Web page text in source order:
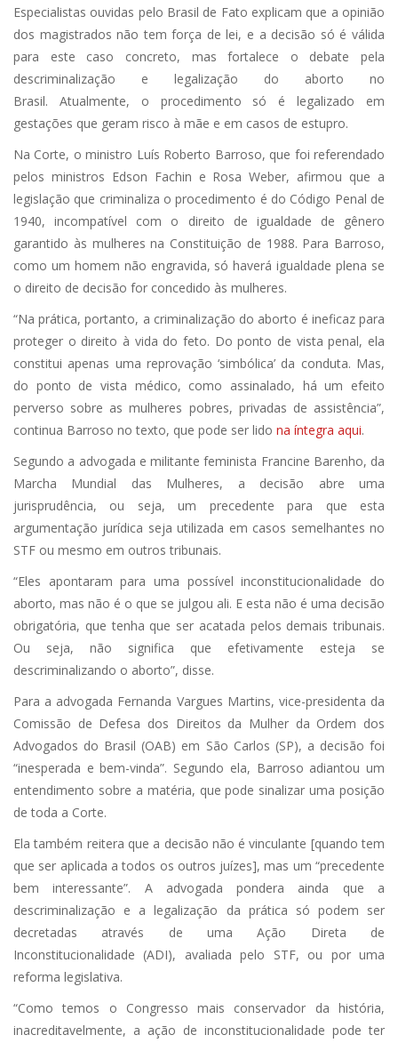
Especialistas ouvidas pelo Brasil de Fato explicam que a opinião
dos magistrados não tem força de lei, e a decisão só é válida
para este caso concreto, mas fortalece o debate pela
descriminalização e legalização do aborto no
Brasil. Atualmente, o procedimento só é legalizado em
gestações que geram risco à mãe e em casos de estupro.
Na Corte, o ministro Luís Roberto Barroso, que foi referendado
pelos ministros Edson Fachin e Rosa Weber, afirmou que a
legislação que criminaliza o procedimento é do Código Penal de
1940, incompatível com o direito de igualdade de gênero
garantido às mulheres na Constituição de 1988. Para Barroso,
como um homem não engravida, só haverá igualdade plena se
o direito de decisão for concedido às mulheres.
“Na prática, portanto, a criminalização do aborto é ineficaz para
proteger o direito à vida do feto. Do ponto de vista penal, ela
constitui apenas uma reprovação ‘simbólica’ da conduta. Mas,
do ponto de vista médico, como assinalado, há um efeito
perverso sobre as mulheres pobres, privadas de assistência”,
continua Barroso no texto, que pode ser lido na íntegra aqui.
Segundo a advogada e militante feminista Francine Barenho, da
Marcha Mundial das Mulheres, a decisão abre uma
jurisprudência, ou seja, um precedente para que esta
argumentação jurídica seja utilizada em casos semelhantes no
STF ou mesmo em outros tribunais.
“Eles apontaram para uma possível inconstitucionalidade do
aborto, mas não é o que se julgou ali. E esta não é uma decisão
obrigatória, que tenha que ser acatada pelos demais tribunais.
Ou seja, não significa que efetivamente esteja se
descriminalizando o aborto”, disse.
Para a advogada Fernanda Vargues Martins, vice-presidenta da
Comissão de Defesa dos Direitos da Mulher da Ordem dos
Advogados do Brasil (OAB) em São Carlos (SP), a decisão foi
“inesperada e bem-vinda”. Segundo ela, Barroso adiantou um
entendimento sobre a matéria, que pode sinalizar uma posição
de toda a Corte.
Ela também reitera que a decisão não é vinculante [quando tem
que ser aplicada a todos os outros juízes], mas um “precedente
bem interessante”. A advogada pondera ainda que a
descriminalização e a legalização da prática só podem ser
decretadas através de uma Ação Direta de
Inconstitucionalidade (ADI), avaliada pelo STF, ou por uma
reforma legislativa.
“Como temos o Congresso mais conservador da história,
inacreditavelmente, a ação de inconstitucionalidade pode ter